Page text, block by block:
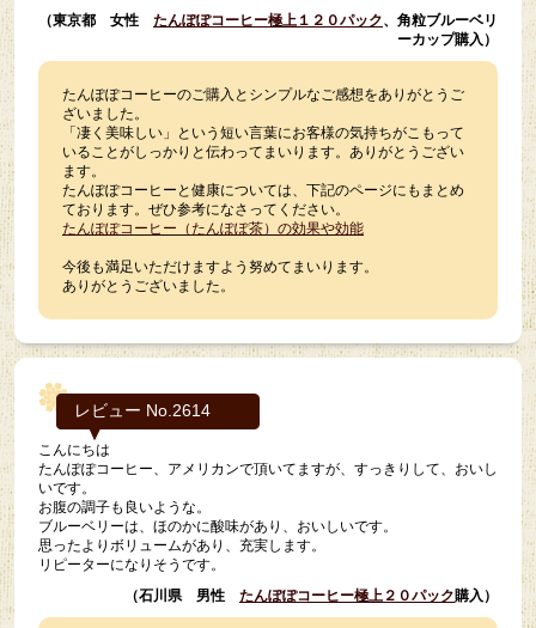
（東京都 女性 たんぽぽコーヒー極上１２０パック、角粒ブルーベリ
ーカップ購入）
たんぽぽコーヒーのご購入とシンプルなご感想をありがとうご
ざいました。
「凄く美味しい」という短い言葉にお客様の気持ちがこもって
いることがしっかりと伝わってまいります。ありがとうござい
ます。
たんぽぽコーヒーと健康については、下記のページにもまとめ
ております。ぜひ参考になさってください。
たんぽぽコーヒー（たんぽぽ茶）の効果や効能
今後も満足いただけますよう努めてまいります。
ありがとうございました。
レビュー No.2614
こんにちは
たんぽぽコーヒー、アメリカンで頂いてますが、すっきりして、おいし
いです。
お腹の調子も良いような。
ブルーベリーは、ほのかに酸味があり、おいしいです。
思ったよりボリュームがあり、充実します。
リピーターになりそうです。
（石川県 男性 たんぽぽコーヒー極上２０パック購入）